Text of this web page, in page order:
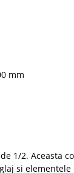
mm
1/2.
si